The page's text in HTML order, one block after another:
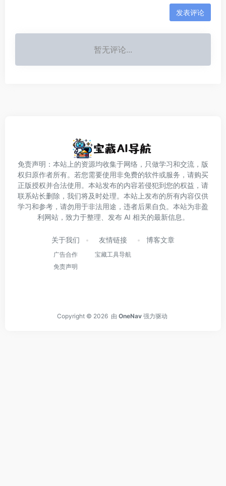
发表评论
暂无评论...
免责声明：本站上的资源均收集于网络，只做学习和交流，版
权归原作者所有。若您需要使用非免费的软件或服务，请购买
正版授权并合法使用。本站发布的内容若侵犯到您的权益，请
联系站长删除，我们将及时处理。本站上发布的所有内容仅供
学习和参考，请勿用于非法用途，违者后果自负。本站为非盈
利网站，致力于整理、发布 AI 相关的最新信息。
关于我们
广告合作
免责声明
友情链接
宝藏工具导航
博客文章
Copyright © 2026 由 OneNav 强力驱动